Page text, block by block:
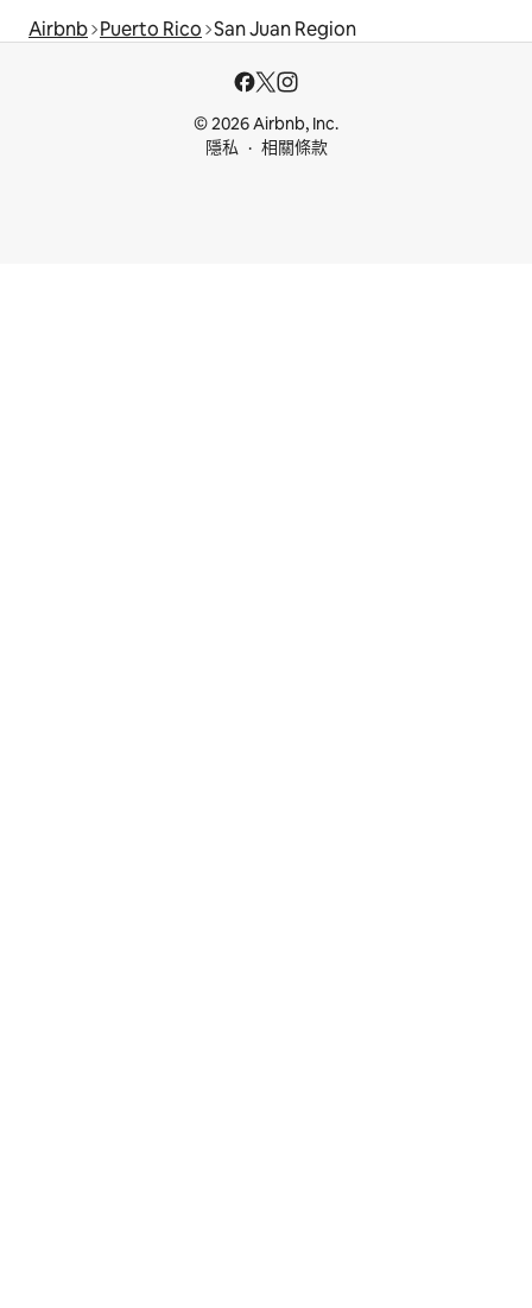
Airbnb Puerto Rico San Juan Region
© 2026 Airbnb, Inc.
隱私
相關條款